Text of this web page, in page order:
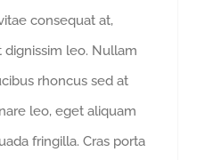
consequat at,
leo. Nullam
rhoncus sed at
leo, eget aliquam
fringilla. Cras porta